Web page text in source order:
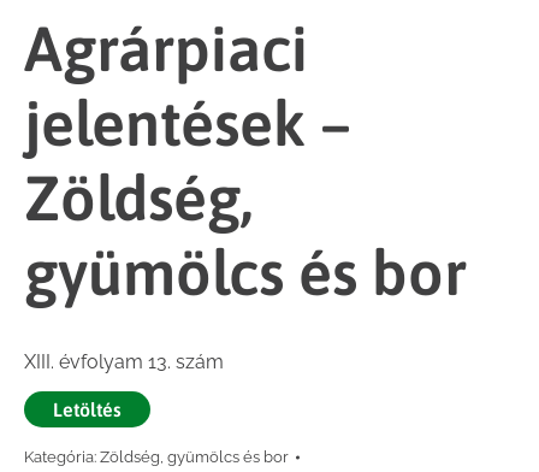
Agrárpiaci
jelentések –
Zöldség,
gyümölcs és bor
XIII. évfolyam 13. szám
Letöltés
Kategória: Zöldség, gyümölcs és bor